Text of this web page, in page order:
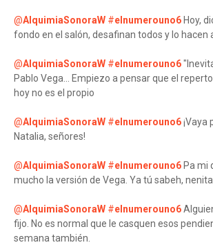
@AlquimiaSonoraW #elnumerouno6 Hoy,
fondo en el salón, desafinan todos y lo hacen
@AlquimiaSonoraW #elnumerouno6
Pablo Vega... Empiezo a pensar que el
hoy no es el propio
@AlquimiaSonoraW #elnumerouno6¡Vaya
Natalia, señores!
@AlquimiaSonoraW #elnumerouno6 Pa mi
mucho la versión de Vega. Ya tú sabeh,
@AlquimiaSonoraW #elnumerouno6
fijo. No es normal que le casquen esos
semana también.